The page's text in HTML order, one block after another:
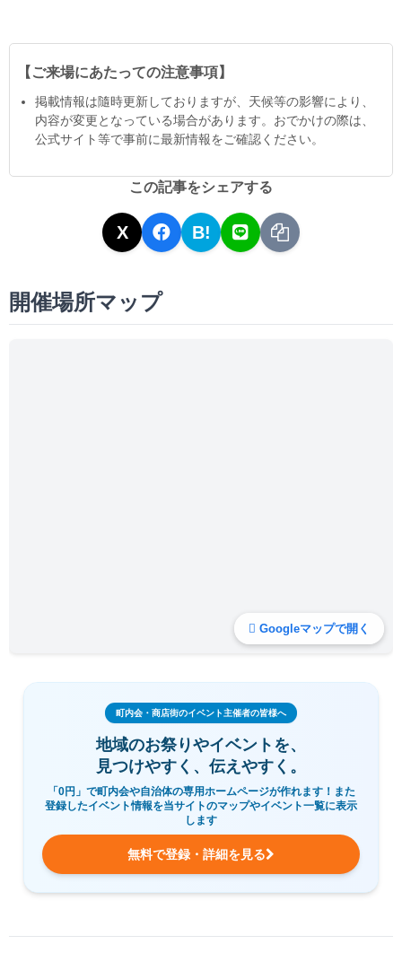
【ご来場にあたっての注意事項】
掲載情報は隨時更新しておりますが、天候等の影響により、
内容が変更となっている場合があります。おでかけの際は、
公式サイト等で事前に最新情報をご確認ください。
この記事をシェアする
X B!
開催場所マップ
Googleマップで開く
町内会・商店街のイベント主催者の皆様へ
地域のお祭りやイベントを、
見つけやすく、伝えやすく。
「0円」で町内会や自治体の専用ホームページが作れます！また
登録したイベント情報を当サイトのマップやイベント一覧に表示
します
無料で登録・詳細を見る